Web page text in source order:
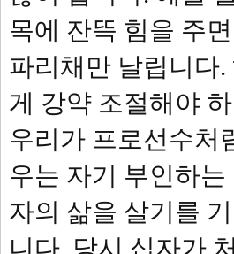
목에 잔뜩 힘을 주
파리채만 날립니다
게 강약 조절해야
우리가 프로선수처
우는 자기 부인하
자의 삶을 살기를
니다. 당시 십자가